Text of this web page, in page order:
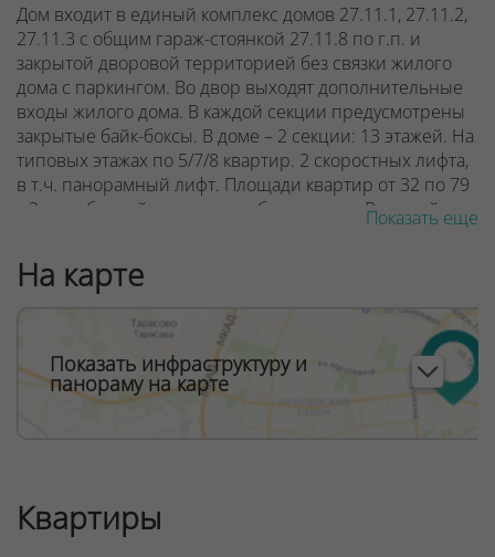
Дом входит в единый комплекс домов 27.11.1, 27.11.2,
27.11.3 с общим гараж-стоянкой 27.11.8 по г.п. и
закрытой дворовой территорией без связки жилого
дома с паркингом. Во двор выходят дополнительные
входы жилого дома. В каждой секции предусмотрены
закрытые байк-боксы. В доме – 2 секции: 13 этажей. На
типовых этажах по 5/7/8 квартир. 2 скоростных лифта,
в т.ч. панорамный лифт. Площади квартир от 32 по 79
м2 в свободной планировке без отделки. В каждой
квартире от 1 до 5 окон от потолка до пола,
панорамное остекление. Балконы со стеклянным
ограждением. Высота потолков 2,72 м, последний этаж
– 3,02 мНа 1 этаже каждой секции: лобби жилого дома,
встроенные коммерческие помещения
общественного назначения.
ООО "Твоя столицаконсалт", УНП 190285638, лицензия
Показать еще
На карте
Показать инфраструктуру и
панораму на карте
Квартиры